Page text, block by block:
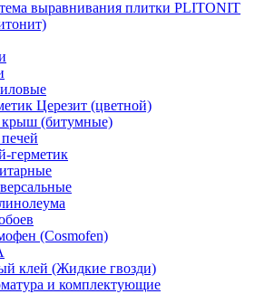
выравнивания плитки PLITONIT
Церезит (цветной)
крыш (битумные)
герметик
(Cosmofen)
клей (Жидкие гвозди)
и комплектующие